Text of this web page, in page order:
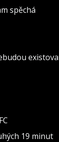
spěchá
19 minut